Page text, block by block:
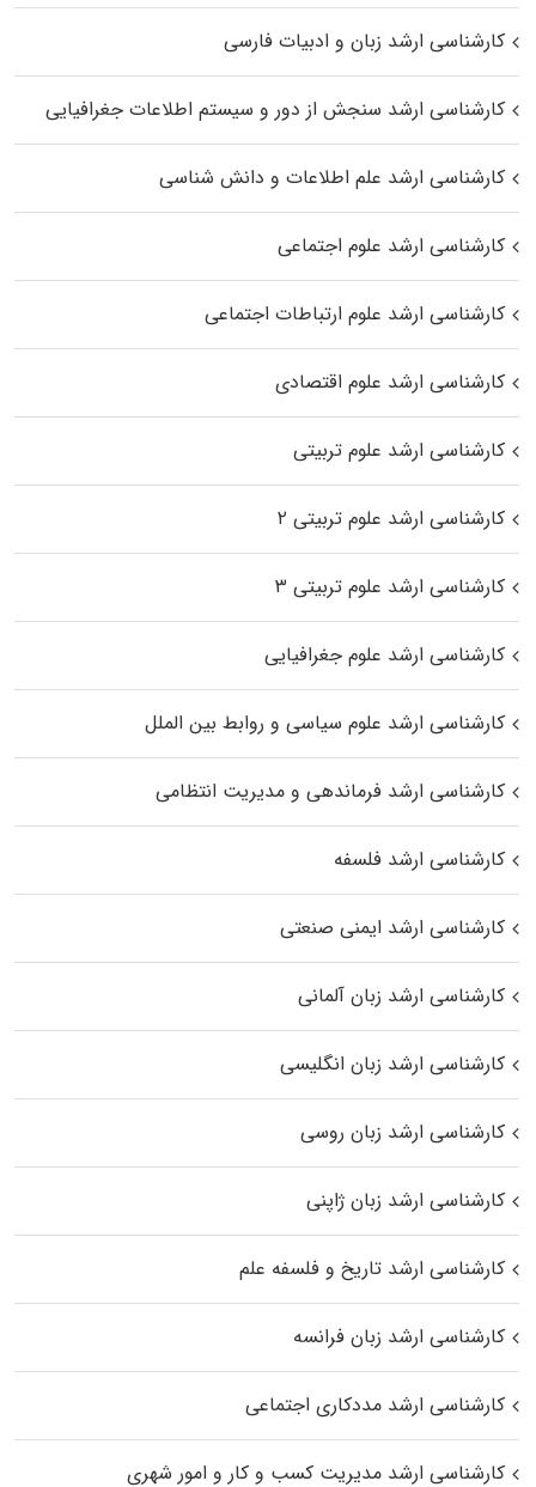
کارشناسی ارشد زبان و ادبیات فارسی
کارشناسی ارشد سنجش از دور و سیستم اطلاعات جغرافیایی
کارشناسی ارشد علم اطلاعات و دانش شناسی
کارشناسی ارشد علوم اجتماعی
کارشناسی ارشد علوم ارتباطات اجتماعی
کارشناسی ارشد علوم اقتصادی
کارشناسی ارشد علوم تربیتی
کارشناسی ارشد علوم تربیتی ۲
کارشناسی ارشد علوم تربیتی ۳
کارشناسی ارشد علوم جغرافیایی
کارشناسی ارشد علوم سیاسی و روابط بین الملل
کارشناسی ارشد فرماندهی و مدیریت انتظامی
کارشناسی ارشد فلسفه
کارشناسی ارشد ایمنی صنعتی
کارشناسی ارشد زبان آلمانی
کارشناسی ارشد زبان انگلیسی
کارشناسی ارشد زبان روسی
کارشناسی ارشد زبان ژاپنی
کارشناسی ارشد تاریخ و فلسفه علم
کارشناسی ارشد زبان فرانسه
کارشناسی ارشد مددکاری اجتماعی
کارشناسی ارشد مدیریت کسب و کار و امور شهری